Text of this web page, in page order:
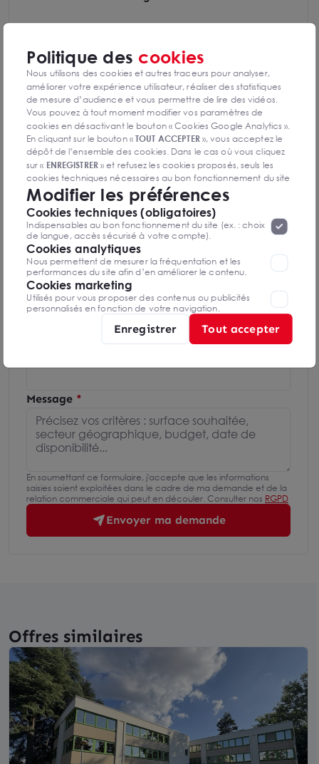
Diagnostics GES en cours de réalisation
Guillaume GOMEZ
Orléans
02 52 56 60 98
Mettre en favoris
Nom Prénom
Email
Message
En soumettant ce formulaire, j'accepte que les informations
saisies soient exploitées dans le cadre de ma demande et de la
relation commerciale qui peut en découler. Consulter nos RGPD
Envoyer ma demande
Offres similaires
Politique des cookies
Nous utilisons des cookies et autres traceurs pour analyser,
améliorer votre expérience utilisateur, réaliser des statistiques
de mesure d’audience et vous permettre de lire des vidéos.
Vous pouvez à tout moment modifier vos paramètres de
cookies en désactivant le bouton « Cookies Google Analytics ».
En cliquant sur le bouton «TOUT ACCEPTER», vous acceptez le
dépôt de l’ensemble des cookies. Dans le cas où vous cliquez
sur « ENREGISTRER» et refusez les cookies proposés, seuls les
cookies techniques nécessaires au bon fonctionnement du site
seront déposés. Pour plus d’informations, vous pouvez consulter
la page«Protection des données à caractère
personnel ».Lorsque vous naviguez sur notre site internet, il
peut être amenée à déposer des cookies. Vous avez la
possibilité de désactiver les cookies, ces réglages ne seront
valables que sur le navigateur que vous utilisez actuellement
Modifier les préférences
Cookies techniques (obligatoires)
Indispensables au bon fonctionnement du site (ex. : choix
de langue, accès sécurisé à votre compte).
Cookies analytiques
Nous permettent de mesurer la fréquentation et les
performances du site afin d’en améliorer le contenu.
Cookies marketing
Utilisés pour vous proposer des contenus ou publicités
personnalisés en fonction de votre navigation.
Enregistrer Tout accepter